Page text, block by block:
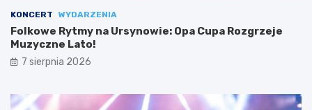
KONCERT WYDARZENIA
Folkowe Rytmy na Ursynowie: Opa Cupa Rozgrzeje
Muzyczne Lato!
7 sierpnia 2026